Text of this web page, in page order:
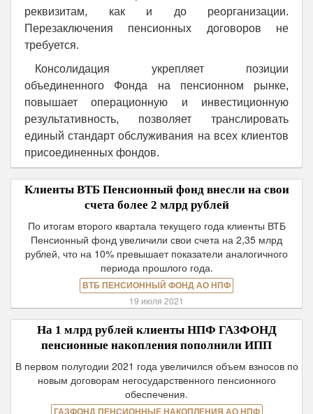
реквизитам, как и до реорганизации.
Перезаключения пенсионных договоров не
требуется.
Консолидация укрепляет позиции
объединенного Фонда на пенсионном рынке,
повышает операционную и инвестиционную
результативность, позволяет транслировать
единый стандарт обслуживания на всех клиентов
присоединенных фондов.
Клиенты ВТБ Пенсионный фонд внесли на свои
счета более 2 млрд рублей
По итогам второго квартала текущего года клиенты ВТБ
Пенсионный фонд увеличили свои счета на 2,35 млрд
рублей, что на 10% превышает показатели аналогичного
периода прошлого года.
ВТБ ПЕНСИОННЫЙ ФОНД АО НПФ
19 июля 2021
На 1 млрд рублей клиенты НПФ ГАЗФОНД
пенсионные накопления пополнили ИПП
В первом полугодии 2021 года увеличился объем взносов по
новым договорам негосударственного пенсионного
обеспечения.
ГАЗФОНД ПЕНСИОННЫЕ НАКОПЛЕНИЯ АО НПФ